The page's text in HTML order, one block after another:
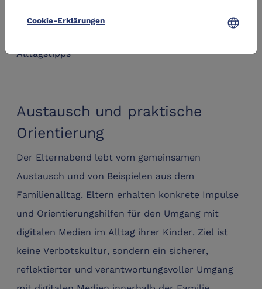
Cookie-Erklärungen language
begleiten
Alltagstipps
Austausch und praktische
Orientierung
Der Elternabend lebt vom gemeinsamen
Austausch und von Beispielen aus dem
Familienalltag. Eltern erhalten konkrete Impulse
und Orientierungshilfen für den Umgang mit
digitalen Medien im Alltag ihrer Kinder. Ziel ist
keine Verbotskultur, sondern ein sicherer,
reflektierter und verantwortungsvoller Umgang